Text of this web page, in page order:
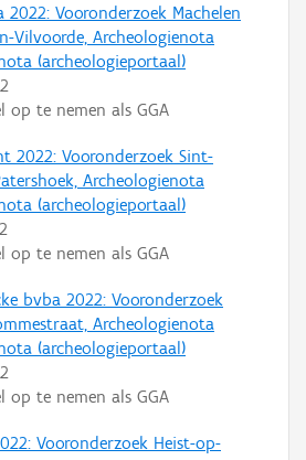
2022: Vooronderzoek Machelen
Vilvoorde, Archeologienota
(archeologieportaal)
op te nemen als GGA
2022: Vooronderzoek Sint-
Archeologienota
(archeologieportaal)
op te nemen als GGA
bvba 2022: Vooronderzoek
Archeologienota
(archeologieportaal)
op te nemen als GGA
Vooronderzoek Heist-op-